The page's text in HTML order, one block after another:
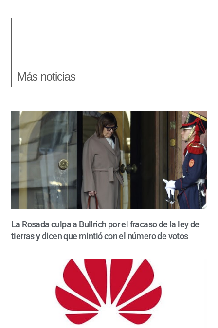
Más noticias
La Rosada culpa a Bullrich por el fracaso de la ley de
tierras y dicen que mintió con el número de votos